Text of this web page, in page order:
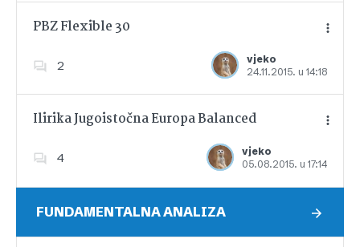
PBZ Flexible 30
2
vjeko
24.11.2015. u 14:18
Dodajte u favorite
Ilirika Jugoistočna Europa Balanced
4
vjeko
05.08.2015. u 17:14
Dodajte u favorite
FUNDAMENTALNA ANALIZA